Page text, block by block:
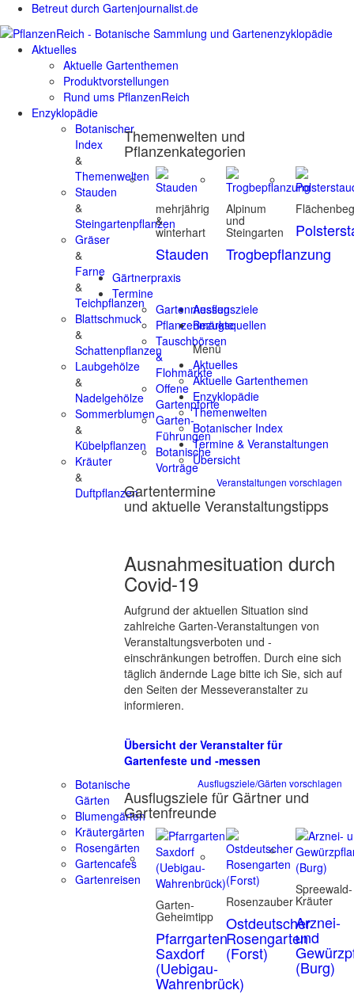
Betreut durch Gartenjournalist.de
Aktuelles
Aktuelle Gartenthemen
Produktvorstellungen
Rund ums PflanzenReich
Enzyklopädie
Botanischer
Index
&
Themenwelten
Stauden
&
Steingartenpflanzen
Gräser
&
Farne
&
Teichpflanzen
Blattschmuck
&
Schattenpflanzen
Laubgehölze
&
Nadelgehölze
Sommerblumen
&
Kübelpflanzen
Kräuter
&
Duftpflanzen
Themenwelten und
Pflanzenkategorien
mehrjährig
&
winterhart
Stauden
Alpinum
und
Steingarten
Trogbepflanzung
Gärtnerpraxis
Termine
Gartenmessen
Pflanzenmärkte
Tauschbörsen
&
Flohmärkte
Offene
Gartenpforte
Garten-
Führungen
Botanische
Vorträge
Veranstaltungen vorschlagen
Gartentermine
und aktuelle Veranstaltungstipps
Ausnahmesituation durch
Covid-19
Aufgrund der aktuellen Situation sind
zahlreiche Garten-Veranstaltungen von
Veranstaltungsverboten und -
einschränkungen betroffen. Durch eine sich
täglich ändernde Lage bitte ich Sie, sich auf
den Seiten der Messeveranstalter zu
informieren.
Übersicht der Veranstalter für
Gartenfeste und -messen
Ausflugsziele
Botanische
Gärten
Blumengärten
Kräutergärten
Rosengärten
Gartencafes
Gartenreisen
Ausflugsziele/Gärten vorschlagen
Ausflugsziele für Gärtner und
Gartenfreunde
Garten-
Geheimtipp
Pfarrgarten
Saxdorf
(Uebigau-
Wahrenbrück)
Rosenzauber
Ostdeutscher
Rosengarten
(Forst)
Spreewald-
Kräuter
Arznei-
und
(Burg)
Bezugsquellen
Menü
Aktuelles
Aktuelle Gartenthemen
Enzyklopädie
Themenwelten
Botanischer Index
Termine & Veranstaltungen
Übersicht